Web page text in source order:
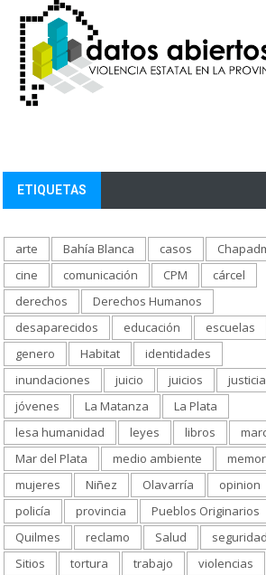
ETIQUETAS
arte Bahía Blanca casos
cine
comunicación CPM
cárcel
derechos
Derechos Humanos
desaparecidos
educación
escuelas
genero
Habitat
identidades
inundaciones
juicio juicios
justicia
jóvenes
La Matanza
La Plata
lesa humanidad
leyes libros
Mar del Plata
medio ambiente
mujeres
Niñez Olavarría
opinion
policía
provincia
Pueblos Originarios
Quilmes
reclamo Salud
seguridad
Sitios
tortura trabajo violencias